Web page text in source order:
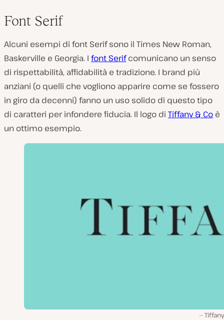
Font Serif
Alcuni esempi di font Serif sono il Times New Roman,
Baskerville e Georgia. I font Serifcomunicano un senso
di rispettabilità, affidabilità e tradizione. I brand più
anziani (o quelli che vogliono apparire come se fossero
in giro da decenni) fanno un uso solido di questo tipo
di caratteri per infondere fiducia. Il logo di Tiffany & Co è
un ottimo esempio.